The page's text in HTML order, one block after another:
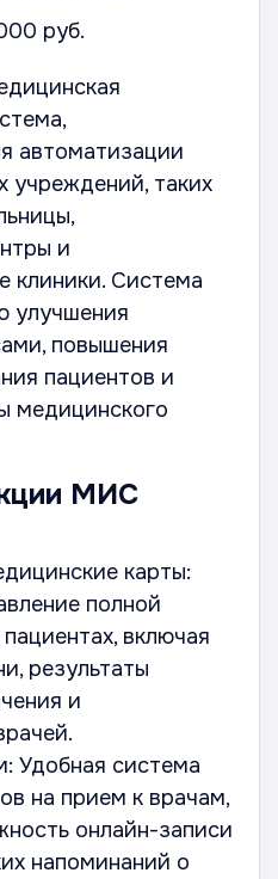
руб.
автоматизации
учреждений, таких
и
клиники. Система
улучшения
повышения
пациентов и
медицинского
МИС
карты:
полной
включая
результаты
и
Удобная система
на прием к врачам,
онлайн-записи
напоминаний о